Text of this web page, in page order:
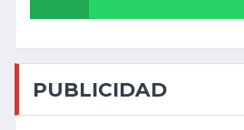
PUBLICIDAD